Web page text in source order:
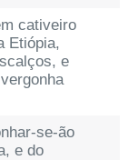
cativeiro
Etiópia,
e
se-ão
e do